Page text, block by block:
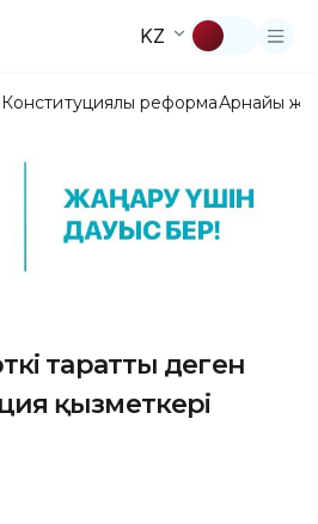
KZ
Конституциялық реформаАрнайы
таратты деген
қызметкері